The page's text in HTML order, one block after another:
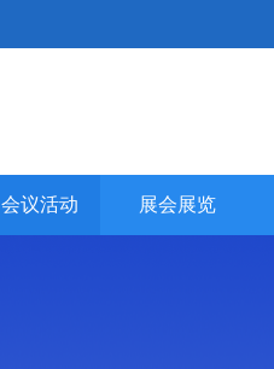
会议活动 展会展览